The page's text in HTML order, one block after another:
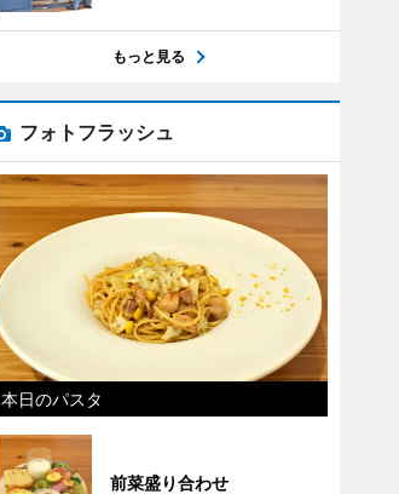
もっと見る
フォトフラッシュ
本日のパスタ
前菜盛り合わせ